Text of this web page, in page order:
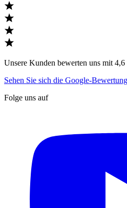
Unsere Kunden bewerten uns mit 4,6
Sehen Sie sich die Google-
Folge uns auf